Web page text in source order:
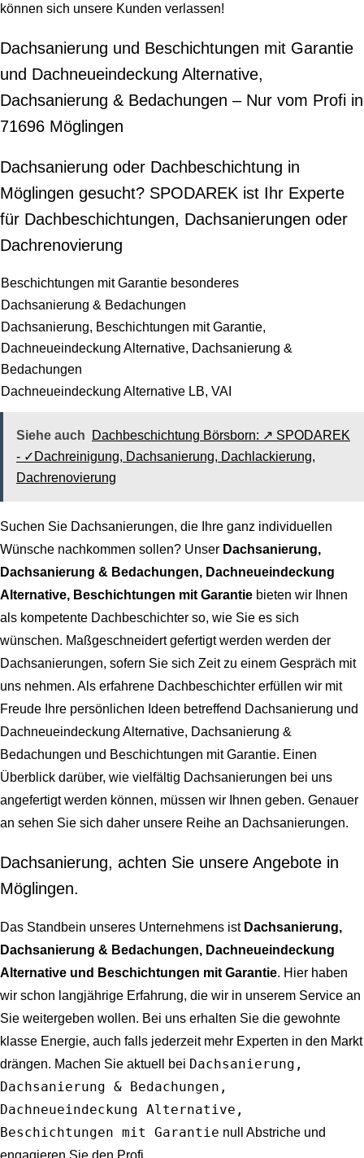
können sich unsere Kunden verlassen!
Dachsanierung und Beschichtungen mit Garantie
und Dachneueindeckung Alternative,
Dachsanierung & Bedachungen – Nur vom Profi in
71696 Möglingen
Dachsanierung oder Dachbeschichtung in
Möglingen gesucht? SPODAREK ist Ihr Experte
für Dachbeschichtungen, Dachsanierungen oder
Dachrenovierung
Beschichtungen mit Garantie besonderes
Dachsanierung & Bedachungen
Dachsanierung, Beschichtungen mit Garantie,
Dachneueindeckung Alternative, Dachsanierung &
Bedachungen
Dachneueindeckung Alternative LB, VAI
Siehe auch
Dachbeschichtung Börsborn: ↗️ SPODAREK
- ✓Dachreinigung, Dachsanierung, Dachlackierung,
Dachrenovierung
Suchen Sie Dachsanierungen, die Ihre ganz individuellen
Wünsche nachkommen sollen? Unser Dachsanierung,
Dachsanierung & Bedachungen, Dachneueindeckung
Alternative, Beschichtungen mit Garantie bieten wir Ihnen
als kompetente Dachbeschichter so, wie Sie es sich
wünschen. Maßgeschneidert gefertigt werden werden der
Dachsanierungen, sofern Sie sich Zeit zu einem Gespräch mit
uns nehmen. Als erfahrene Dachbeschichter erfüllen wir mit
Freude Ihre persönlichen Ideen betreffend Dachsanierung und
Dachneueindeckung Alternative, Dachsanierung &
Bedachungen und Beschichtungen mit Garantie. Einen
Überblick darüber, wie vielfältig Dachsanierungen bei uns
angefertigt werden können, müssen wir Ihnen geben. Genauer
an sehen Sie sich daher unsere Reihe an Dachsanierungen.
Dachsanierung, achten Sie unsere Angebote in
Möglingen.
Das Standbein unseres Unternehmens ist Dachsanierung,
Dachsanierung & Bedachungen, Dachneueindeckung
Alternative und Beschichtungen mit Garantie. Hier haben
wir schon langjährige Erfahrung, die wir in unserem Service an
Sie weitergeben wollen. Bei uns erhalten Sie die gewohnte
klasse Energie, auch falls jederzeit mehr Experten in den Markt
drängen. Machen Sie aktuell bei Dachsanierung,
Dachsanierung & Bedachungen,
Dachneueindeckung Alternative,
Beschichtungen mit Garantie null Abstriche und
engagieren Sie den Profi.